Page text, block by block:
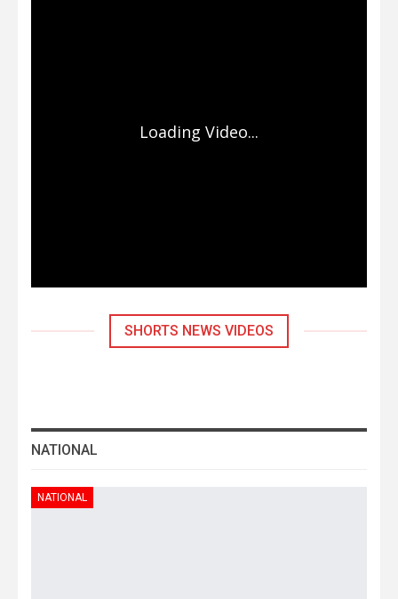
Loading Video...
SHORTS NEWS VIDEOS
NATIONAL
NATIONAL